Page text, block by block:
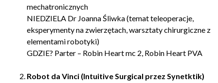
mechatronicznych
NIEDZIELA Dr Joanna Śliwka (temat teleoperacje,
eksperymenty na zwierzętach, warsztaty chirurgiczne z
elementami robotyki)
GDZIE? Parter – Robin Heart mc 2, Robin Heart PVA
Robot da Vinci (Intuitive Surgical przez Synetktik)